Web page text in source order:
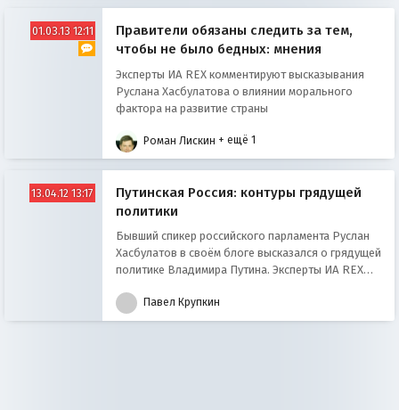
01.03.13 12:11
Правители обязаны следить за тем,
чтобы не было бедных: мнения
Эксперты ИА REX комментируют высказывания
Руслана Хасбулатова о влиянии морального
фактора на развитие страны
Роман Лискин + ещё 1
13.04.12 13:17
Путинская Россия: контуры грядущей
политики
Бывший спикер российского парламента Руслан
Хасбулатов в своём блоге высказался о грядущей
политике Владимира Путина. Эксперты ИА REX
прокомментировали мнение последнего
председателя Верховного Совета Российской
Павел Крупкин